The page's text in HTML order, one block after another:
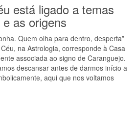
está ligado a temas
as origens
Quem olha para dentro, desperta”
na Astrologia, corresponde à Casa
associada ao signo de Caranguejo.
descansar antes de darmos início a
aqui que nos voltamos